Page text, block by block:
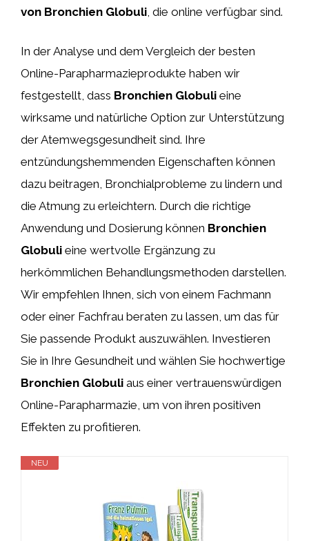
von Bronchien Globuli , die online verfügbar sind.
In der Analyse und dem Vergleich der besten
Online-Parapharmazieprodukte haben wir
festgestellt, dass Bronchien Globuli eine
wirksame und natürliche Option zur Unterstützung
der Atemwegsgesundheit sind. Ihre
entzündungshemmenden Eigenschaften können
dazu beitragen, Bronchialprobleme zu lindern und
die Atmung zu erleichtern. Durch die richtige
Anwendung und Dosierung können Bronchien
Globuli eine wertvolle Ergänzung zu
herkömmlichen Behandlungsmethoden darstellen.
Wir empfehlen Ihnen, sich von einem Fachmann
oder einer Fachfrau beraten zu lassen, um das für
Sie passende Produkt auszuwählen. Investieren
Sie in Ihre Gesundheit und wählen Sie hochwertige
Bronchien Globuli aus einer vertrauenswürdigen
Online-Parapharmazie, um von ihren positiven
Effekten zu profitieren.
NEU